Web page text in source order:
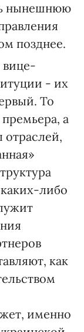
нынешнюю
позднее.
вице-
- их
То
а
отраслей,
каких-либо
как
именно